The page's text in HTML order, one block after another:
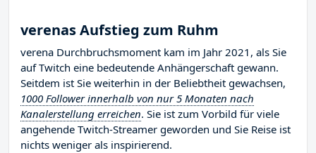
verenas Aufstieg zum Ruhm
verena Durchbruchsmoment kam im Jahr 2021, als Sie
auf Twitch eine bedeutende Anhängerschaft gewann.
Seitdem ist Sie weiterhin in der Beliebtheit gewachsen,
1000 Follower innerhalb von nur 5 Monaten nach
Kanalerstellung erreichen. Sie ist zum Vorbild für viele
angehende Twitch-Streamer geworden und Sie Reise ist
nichts weniger als inspirierend.